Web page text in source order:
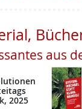
aus
2025